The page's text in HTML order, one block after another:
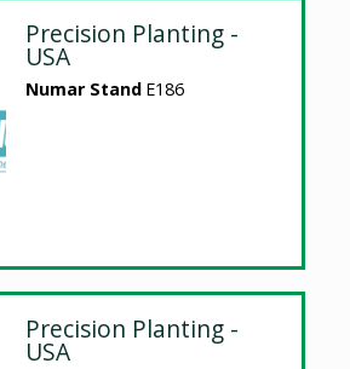
Precision Planting -
USA
Numar Stand E186
Precision Planting -
USA